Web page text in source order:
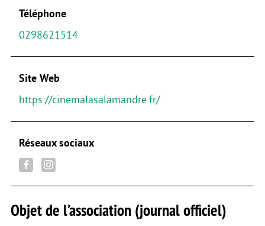
Téléphone
0298621514
Site Web
https://cinemalasalamandre.fr/
Réseaux sociaux
Objet de l’association (journal officiel)